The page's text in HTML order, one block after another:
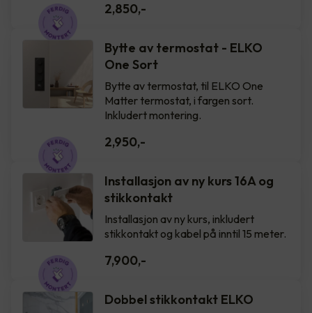
2,850,-
Bytte av termostat - ELKO
One Sort
Bytte av termostat, til ELKO One
Matter termostat, i fargen sort.
Inkludert montering.
2,950,-
Installasjon av ny kurs 16A og
stikkontakt
Installasjon av ny kurs, inkludert
stikkontakt og kabel på inntil 15 meter.
7,900,-
Dobbel stikkontakt ELKO